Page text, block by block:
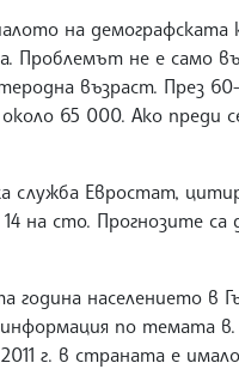
на
Проблемът не е само
възраст. През
65 000. Ако преди
служба Евростат,
на сто. Прогнозите
населението в
по темата
г. в страната е